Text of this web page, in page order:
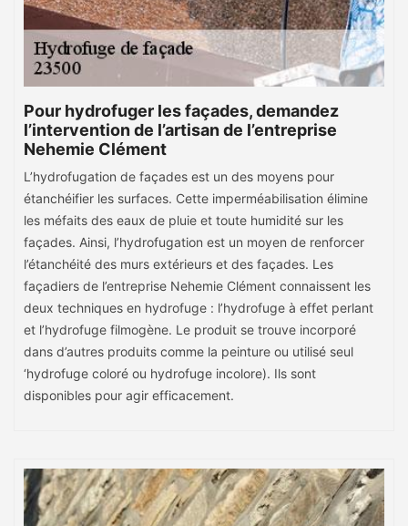
Pour hydrofuger les façades, demandez
l’intervention de l’artisan de l’entreprise
Nehemie Clément
L’hydrofugation de façades est un des moyens pour
étanchéifier les surfaces. Cette imperméabilisation élimine
les méfaits des eaux de pluie et toute humidité sur les
façades. Ainsi, l’hydrofugation est un moyen de renforcer
l’étanchéité des murs extérieurs et des façades. Les
façadiers de l’entreprise Nehemie Clément connaissent les
deux techniques en hydrofuge : l’hydrofuge à effet perlant
et l’hydrofuge filmogène. Le produit se trouve incorporé
dans d’autres produits comme la peinture ou utilisé seul
‘hydrofuge coloré ou hydrofuge incolore). Ils sont
disponibles pour agir efficacement.